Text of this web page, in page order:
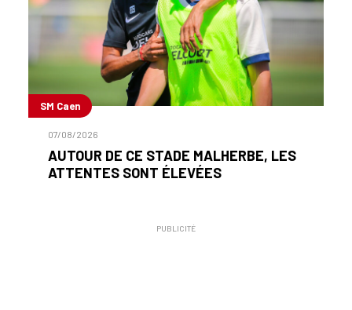
SM Caen
07/08/2026
AUTOUR DE CE STADE MALHERBE, LES
ATTENTES SONT ÉLEVÉES
PUBLICITÉ